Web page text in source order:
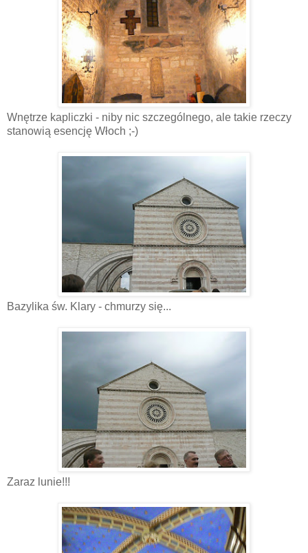
Wnętrze kapliczki - niby nic szczególnego, ale takie rzeczy
stanowią esencję Włoch ;-)
Bazylika św. Klary - chmurzy się...
Zaraz lunie!!!